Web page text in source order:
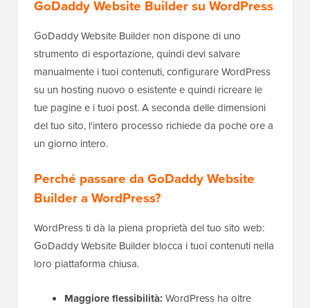
GoDaddy Website Builder su WordPress
GoDaddy Website Builder non dispone di uno
strumento di esportazione, quindi devi salvare
manualmente i tuoi contenuti, configurare WordPress
su un hosting nuovo o esistente e quindi ricreare le
tue pagine e i tuoi post. A seconda delle dimensioni
del tuo sito, l'intero processo richiede da poche ore a
un giorno intero.
Perché passare da GoDaddy Website
Builder a WordPress?
WordPress ti dà la piena proprietà del tuo sito web:
GoDaddy Website Builder blocca i tuoi contenuti nella
loro piattaforma chiusa.
Maggiore flessibilità: WordPress ha oltre